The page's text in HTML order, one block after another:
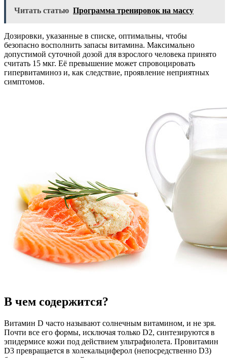
Читать статью Программа тренировок на массу
Дозировки, указанные в списке, оптимальны, чтобы
безопасно восполнить запасы витамина. Максимально
допустимой суточной дозой для взрослого человека принято
считать 15 мкг. Её превышение может спровоцировать
гипервитаминоз и, как следствие, проявление неприятных
симптомов.
В чем содержится?
Витамин D часто называют солнечным витамином, и не зря.
Почти все его формы, исключая только D2, синтезируются в
эпидермисе кожи под действием ультрафиолета. Провитамин
D3 превращается в холекальциферол (непосредственно D3)